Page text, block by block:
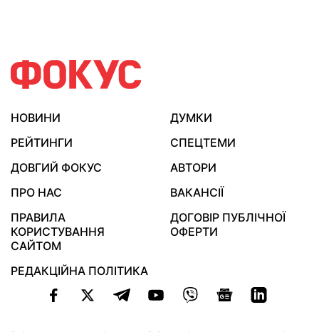
НОВИНИ
ДУМКИ
РЕЙТИНГИ
СПЕЦТЕМИ
ДОВГИЙ ФОКУС
АВТОРИ
ПРО НАС
ВАКАНСІЇ
ПРАВИЛА
КОРИСТУВАННЯ
САЙТОМ
ДОГОВІР ПУБЛІЧНОЇ
ОФЕРТИ
РЕДАКЦІЙНА ПОЛІТИКА